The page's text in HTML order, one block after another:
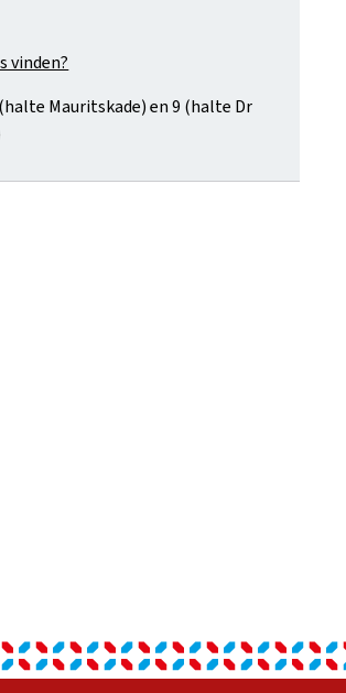
vinden?
Mauritskade) en 9 (halte Dr